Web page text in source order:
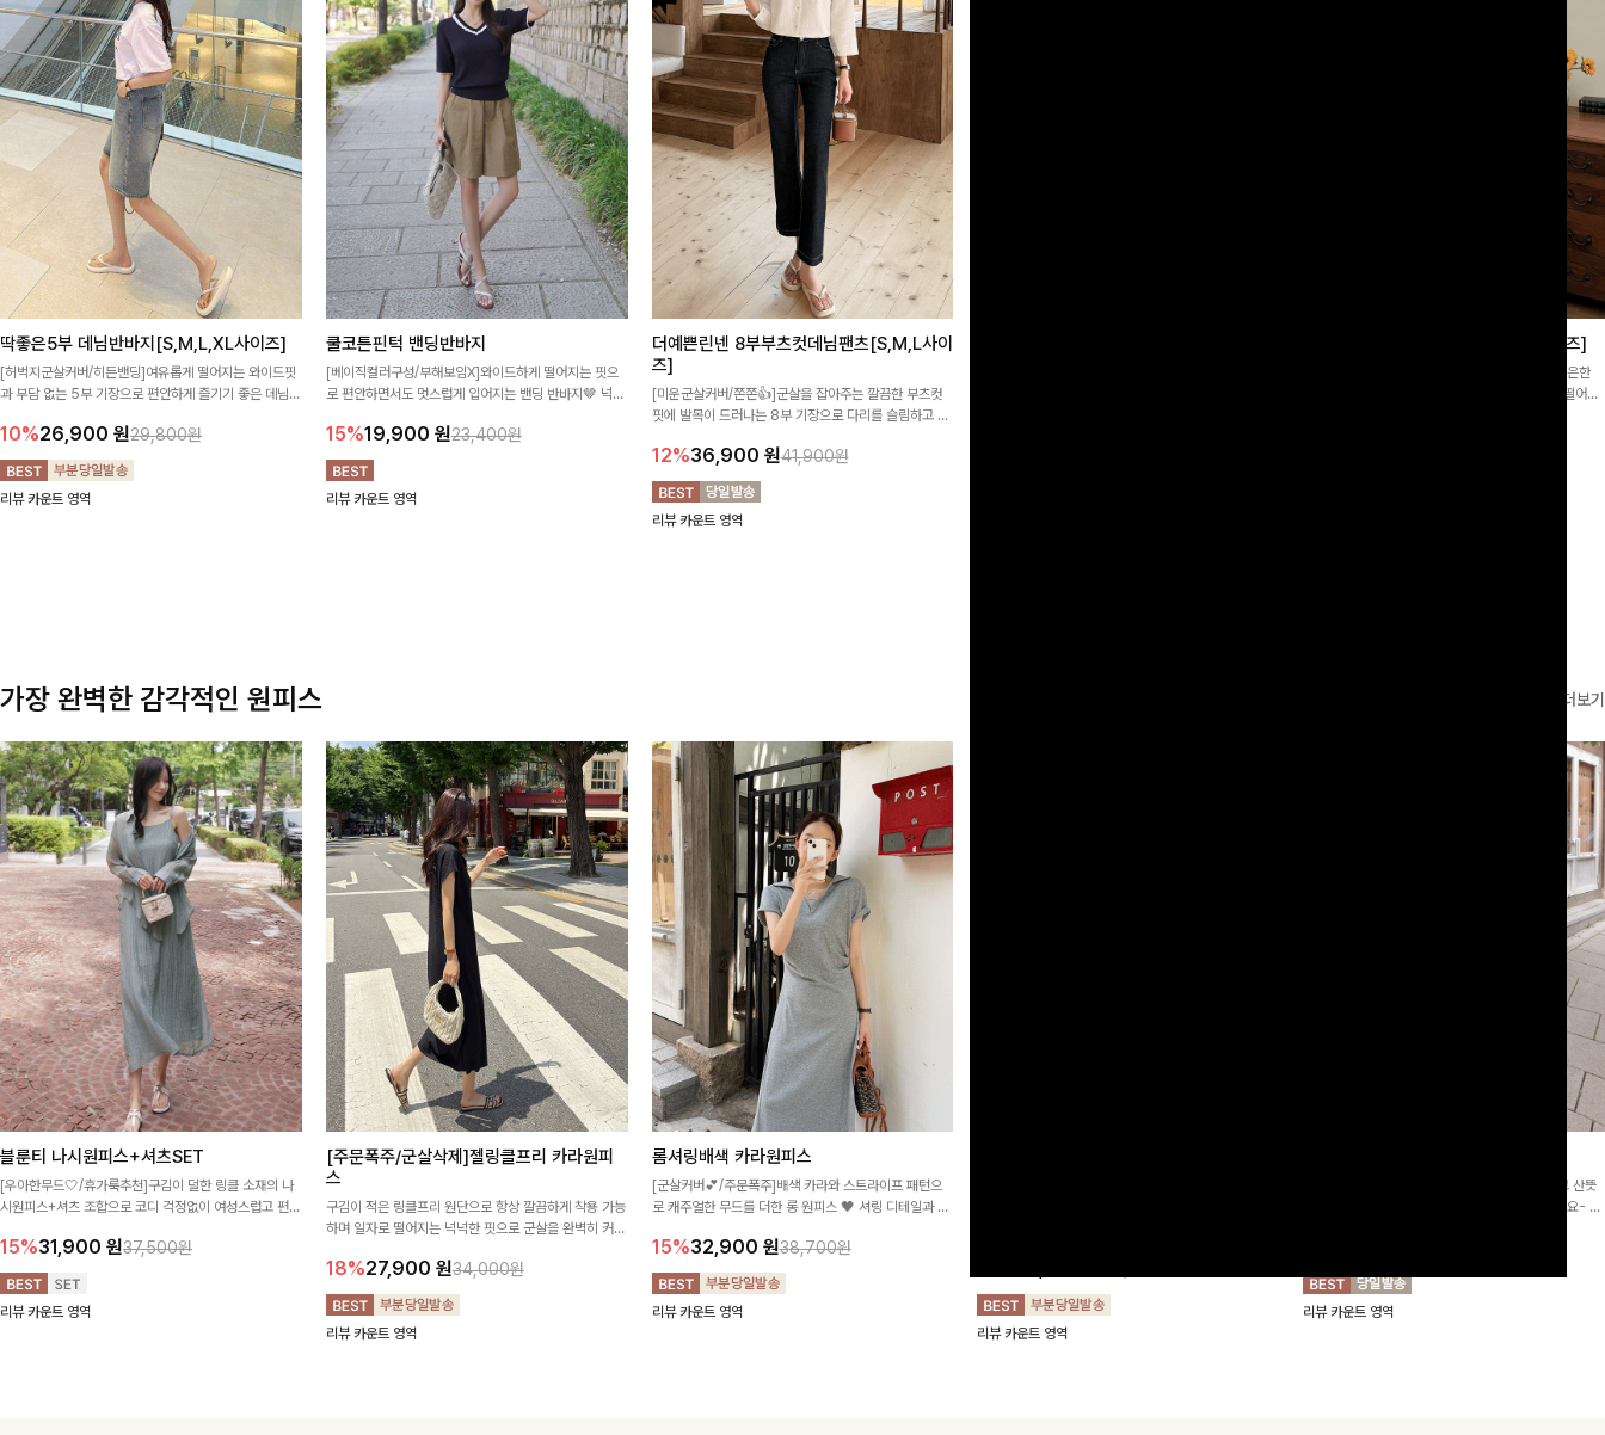
딱좋은5부 데님반바지[S,M,L,XL사이즈]
[허벅지군살커버/히든밴딩]여유롭게 떨어지는 와이드핏
과 부담 없는 5부 기장으로 편안하게 즐기기 좋은 데님
디한 무드로 연출
10%26,900 원29,800원
리뷰 카운트 영역
쿨코튼핀턱 밴딩반바지
[베이직컬러구성/부해보임X]와이드하게 떨어지는 핏으
로 편안하면서도 멋스럽게 입어지는 밴딩 반바지🤎 넉넉
높게 즐겨지는 아이템!
15%19,900 원23,400원
리뷰 카운트 영역
더예쁜린넨 8부부츠컷데님팬츠[S,M,L사이
즈]
[미운군살커버/쫀쫀👍]군살을 잡아주는 깔끔한 부츠컷
핏에 발목이 드러나는 8부 기장으로 다리를 슬림하고 길
요~!
12%36,900 원41,900원
리뷰 카운트 영역
쿨링버튼 8부와이드팬츠[FREE,L사이즈]
[바스락소재💙/8부기장]사이드 버튼 디테일이 은은한
포인트가 되어주는 와이드 팬츠입니다. 여유롭게 떨어지
가장 완벽한 감각적인 원피스 더보기
블룬티 나시원피스+셔츠SET
[우아한무드🤍/휴가룩추천]구김이 덜한 링클 소재의 나
시원피스+셔츠 조합으로 코디 걱정없이 여성스럽고 편안
15%31,900 원37,500원
리뷰 카운트 영역
[주문폭주/군살삭제]젤링클프리 카라원피
스
구김이 적은 링클프리 원단으로 항상 깔끔하게 착용 가능
하며 일자로 떨어지는 넉넉한 핏으로 군살을 완벽히 커버
18%27,900 원34,000원
리뷰 카운트 영역
롬셔링배색 카라원피스
[군살커버💕/주문폭주]배색 카라와 스트라이프 패턴으
로 캐주얼한 무드를 더한 롱 원피스 🖤 셔링 디테일과 쫀
15%32,900 원38,700원
리뷰 카운트 영역
리뷰 카운트 영역
[청순무드/체형커버]꾸안꾸 무드의 정석🤍 가볍고 산뜻
한 착용감으로 여름 내내 손이 자주 가는 원피스예요- 은
리뷰 카운트 영역